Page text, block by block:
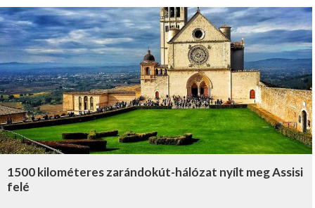
1500 kilométeres zarándokút-hálózat nyílt meg Assisi
felé